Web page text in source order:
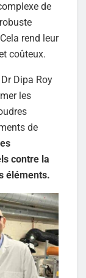
de
rend leur
coûteux.
Dipa Roy
les
de
contre la
éléments.